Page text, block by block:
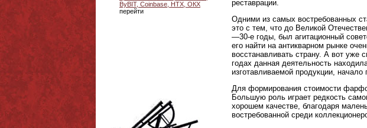
ByBIT, Coinbase, HTX, ОКХ
перейти
реставрации.
Одними из самых востребованных
это с тем, что до Великой
—30-е годы, был агитационный
его найти на антикварном рынке
восстанавливать страну. А вот уже
годах данная деятельность
изготавливаемой продукции,
Для формирования стоимости
Большую роль играет редкость
хорошем качестве, благодаря
востребованной среди